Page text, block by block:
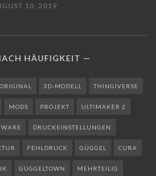
10, 2019
HÄUFIGKEIT
3D-MODELL THINGIVERSE
MODS PROJEKT ULTIMAKER 2
DRUCKEINSTELLUNGEN
FEHLDRUCK GÜGGEL CURA
GÜGGELTOWN MEHRTEILIG